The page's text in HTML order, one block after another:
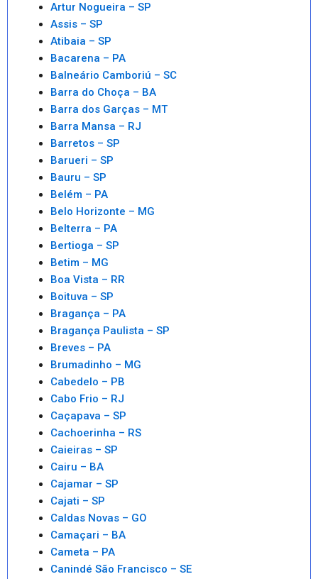
Artur Nogueira – SP
Assis – SP
Atibaia – SP
Bacarena – PA
Balneário Camboriú – SC
Barra do Choça – BA
Barra dos Garças – MT
Barra Mansa – RJ
Barretos – SP
Barueri – SP
Bauru – SP
Belém – PA
Belo Horizonte – MG
Belterra – PA
Bertioga – SP
Betim – MG
Boa Vista – RR
Boituva – SP
Bragança – PA
Bragança Paulista – SP
Breves – PA
Brumadinho – MG
Cabedelo – PB
Cabo Frio – RJ
Caçapava – SP
Cachoerinha – RS
Caieiras – SP
Cairu – BA
Cajamar – SP
Cajati – SP
Caldas Novas – GO
Camaçari – BA
Cameta – PA
Canindé São Francisco – SE